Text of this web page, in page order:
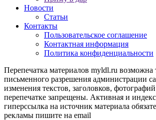
Новости
Статьи
Контакты
Пользовательское соглашение
Контактная информация
Политика конфиденциальности
Перепечатка материалов myldl.ru возможна
письменного разрешения администрации
изменения текстов, заголовков,
перепечатке запрещены. Активная и
гиперссылка на источник материала
рекламы пишите на еmail